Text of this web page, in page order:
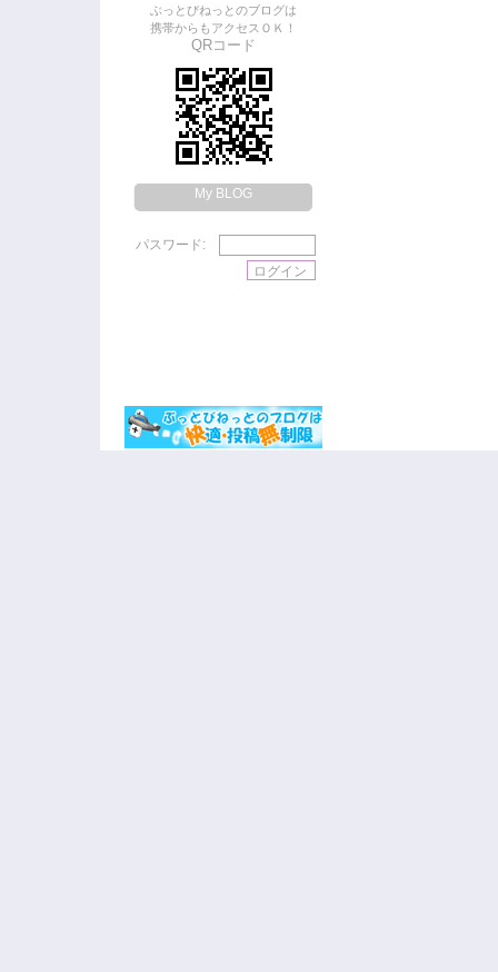
ぶっとびねっとのブログは
携帯からもアクセスＯＫ！
QRコード
My BLOG
パスワード: